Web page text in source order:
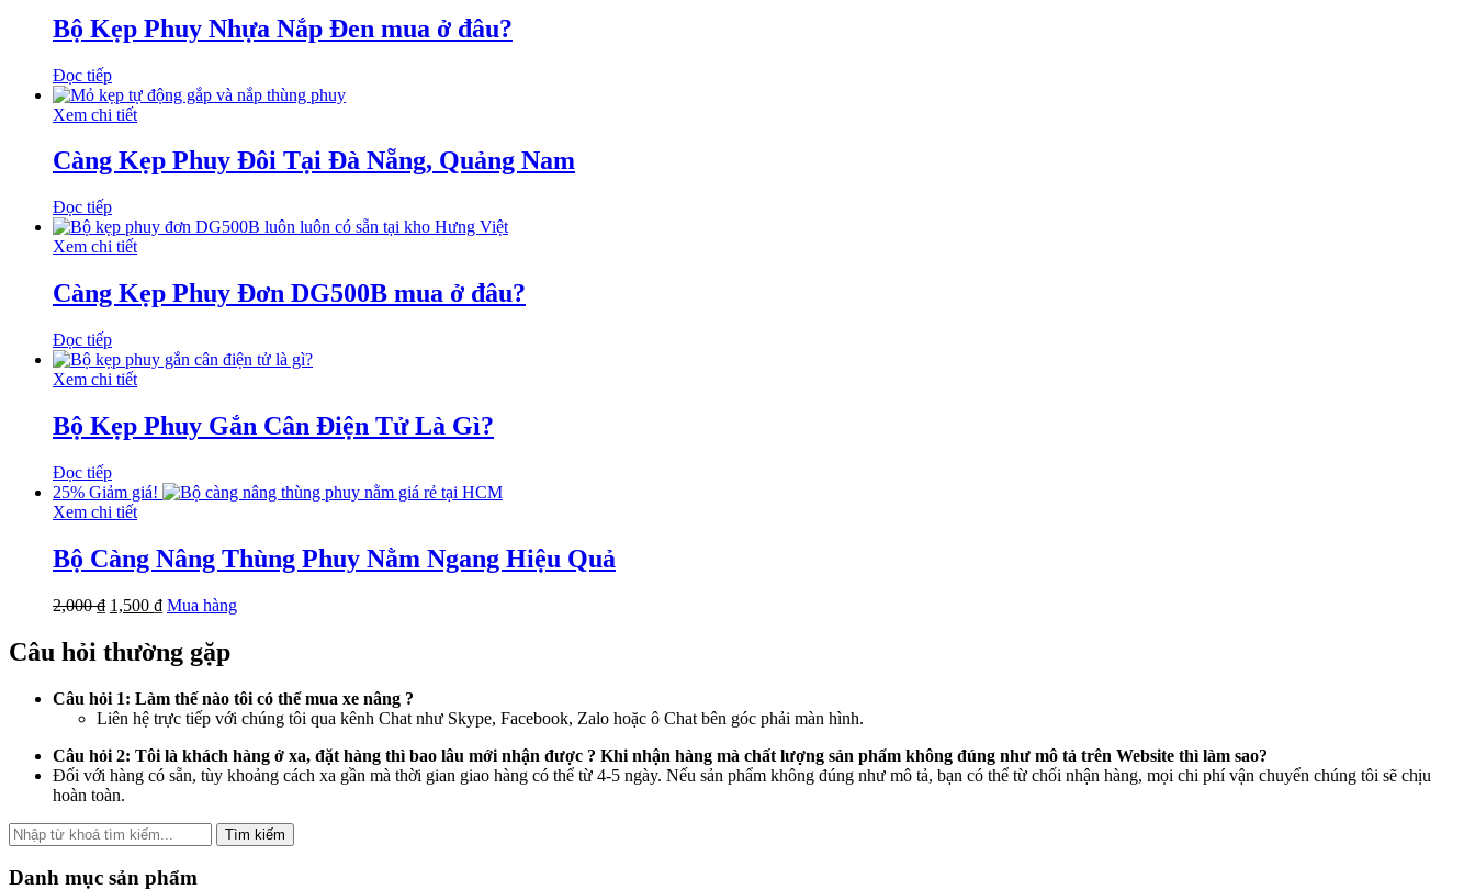
Bộ Kẹp Phuy Nhựa Nắp Đen mua ở đâu?
Đọc tiếp
Xem chi tiết
Càng Kẹp Phuy Đôi Tại Đà Nẵng, Quảng Nam
Đọc tiếp
Xem chi tiết
Càng Kẹp Phuy Đơn DG500B mua ở đâu?
Đọc tiếp
Xem chi tiết
Bộ Kẹp Phuy Gắn Cân Điện Tử Là Gì?
Đọc tiếp
25% Giảm giá!
Xem chi tiết
Bộ Càng Nâng Thùng Phuy Nằm Ngang Hiệu Quả
2,000₫ 1,500 ₫ Mua hàng
Câu hỏi thường gặp
Câu hỏi 1: Làm thế nào tôi có thể mua xe nâng ?
Liên hệ trực tiếp với chúng tôi qua kênh Chat như Skype, Facebook, Zalo hoặc ô Chat bên góc phải màn hình.
Câu hỏi 2: Tôi là khách hàng ở xa, đặt hàng thì bao lâu mới nhận được ? Khi nhận hàng mà chất lượng sản phẩm không đúng như mô tả trên Website thì làm sao?
Đối với hàng có sẵn, tùy khoảng cách xa gần mà thời gian giao hàng có thể từ 4-5 ngày. Nếu sản phẩm không đúng như mô tả, bạn có thể từ chối nhận hàng, mọi chi phí vận chuyển chúng tôi sẽ chịu
hoàn toàn.
Tìm kiếm
Danh mục sản phẩm